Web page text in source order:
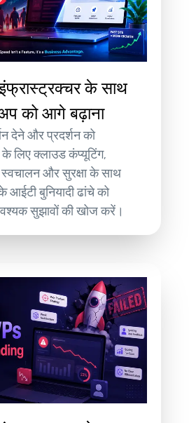
के साथ
को आगे बढ़ाना
देने और प्रदर्शन को
लिए क्लाउड कंप्यूटिंग,
और सुरक्षा के साथ
आईटी बुनियादी ढांचे को
सुझावों की खोज करें।